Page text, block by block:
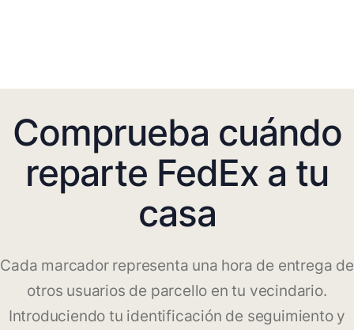
Comprueba cuándo
reparte FedEx a tu
casa
Cada marcador representa una hora de entrega de
otros usuarios de parcello en tu vecindario.
Introduciendo tu identificación de seguimiento y